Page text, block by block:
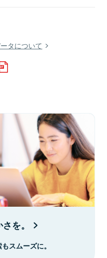
タについて
を。
スムーズに。